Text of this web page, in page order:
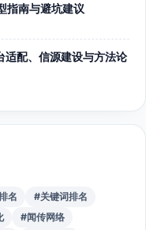
指南与避坑建议
配、信源建设与方法论
名
#关键词排名
#闻传网络